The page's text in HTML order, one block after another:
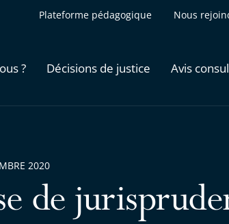
Plateforme pédagogique Nous
? Décisions de justice Avis
de
2020